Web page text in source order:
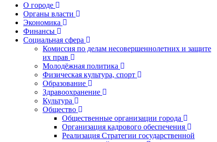
О городе
Органы власти
Экономика
Финансы
Социальная сфера
Комиссия по делам несовершеннолетних и защите
их прав
Молодёжная политика
Физическая культура, спорт
Образование
Здравоохранение
Культура
Общество
Общественные организации города
Организация кадрового обеспечения
Реализация Стратегии государственной